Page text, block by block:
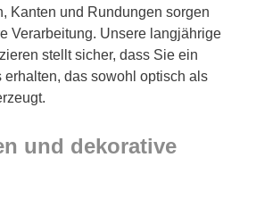
Kanten und Rundungen sorgen
Verarbeitung. Unsere langjährige
stellt sicher, dass Sie ein
erhalten, das sowohl optisch als
und dekorative